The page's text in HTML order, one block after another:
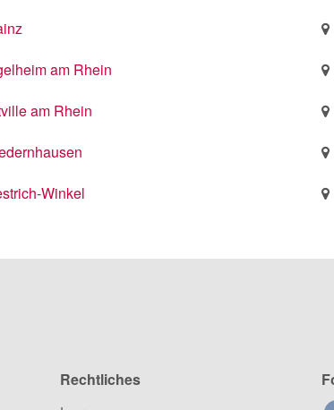
am Rhein
am Rhein
Winkel
Rechtliches